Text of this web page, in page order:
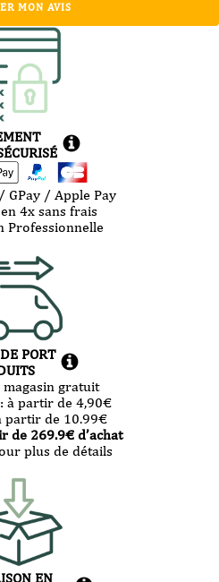
MON AVIS
GPay / Apple Pay
4x sans frais
Professionnelle
PORT
gratuit
à partir de 4,90€
partir de 10.99€
de 269.9€ d’achat
plus de détails
EN